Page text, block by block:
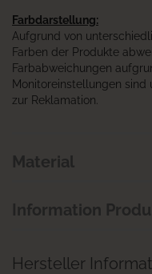
Farbdarstellung:
Aufgrund von
Farben der Produkte
Farbabweichungen
Monitoreinstellungen sind
zur Reklamation.
Material
Information
Hersteller